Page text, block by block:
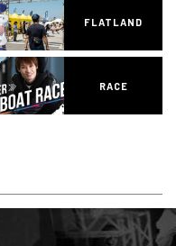
FLATLAND
RACE